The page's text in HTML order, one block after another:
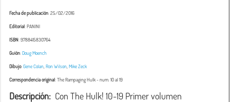
Fecha de publicación: 25/02/2016
Editorial: PANINI
ISBN: 9788415830764
Guión:Doug Moench
Dibujo:Gene Colan Ron Wilson Mike Zeck
Correspondencia original:The Rampaging Hulk- num. 10 al 19
Descripción:
  Con The Hulk! 10-19 Primer volumen